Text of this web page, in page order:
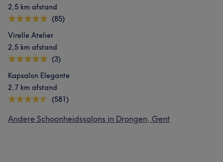
2,5 km afstand
(85)
Virelle Atelier
2,5 km afstand
(3)
Kapsalon Elegante
2,7 km afstand
(581)
Andere Schoonheidssalons in Drongen, Gent